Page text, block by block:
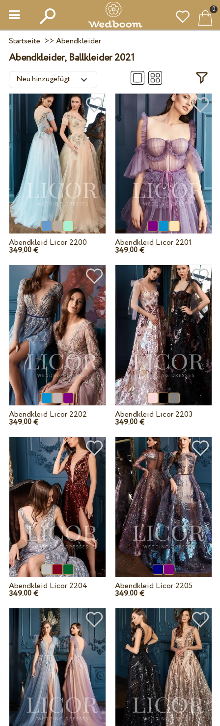
0
Startseite >> Abendkleider
Abendkleider, Ballkleider 2021
Abendkleid Licor 2200
349.00€
Abendkleid Licor 2201
349.00 €
Abendkleid Licor 2202
349.00€
Abendkleid Licor 2203
349.00 €
Abendkleid Licor 2204
349.00€
Abendkleid Licor 2205
349.00 €